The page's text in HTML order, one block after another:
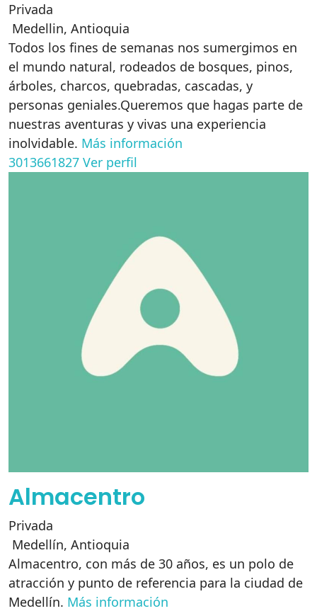
Privada
Medellin, Antioquia
Todos los fines de semanas nos sumergimos en
el mundo natural, rodeados de bosques, pinos,
árboles, charcos, quebradas, cascadas, y
personas geniales.Queremos que hagas parte de
nuestras aventuras y vivas una experiencia
inolvidable. Más información
3013661827 Ver perfil
Almacentro
Privada
Medellín, Antioquia
Almacentro, con más de 30 años, es un polo de
atracción y punto de referencia para la ciudad de
Medellín. Más información